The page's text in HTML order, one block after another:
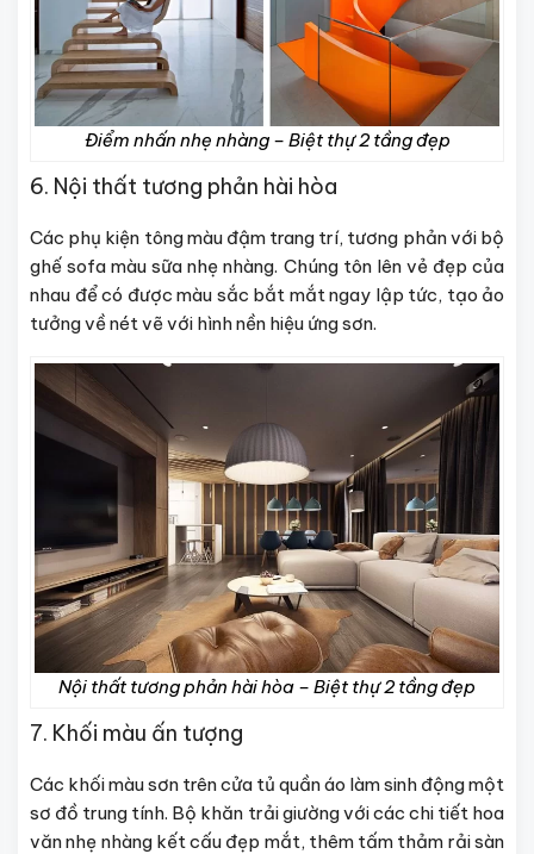
Điểm nhấn nhẹ nhàng – Biệt thự 2 tầng đẹp
6. Nội thất tương phản hài hòa
Các phụ kiện tông màu đậm trang trí, tương phản với bộ
ghế sofa màu sữa nhẹ nhàng. Chúng tôn lên vẻ đẹp của
nhau để có được màu sắc bắt mắt ngay lập tức, tạo ảo
tưởng về nét vẽ với hình nền hiệu ứng sơn.
Nội thất tương phản hài hòa – Biệt thự 2 tầng đẹp
7. Khối màu ấn tượng
Các khối màu sơn trên cửa tủ quần áo làm sinh động một
sơ đồ trung tính. Bộ khăn trải giường với các chi tiết hoa
văn nhẹ nhàng kết cấu đẹp mắt, thêm tấm thảm rải sàn